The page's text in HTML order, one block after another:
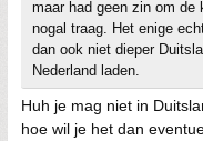
maar had geen zin om de
nogal traag. Het enige
dan ook niet dieper
Nederland laden.
Huh je mag niet in
hoe wil je het dan